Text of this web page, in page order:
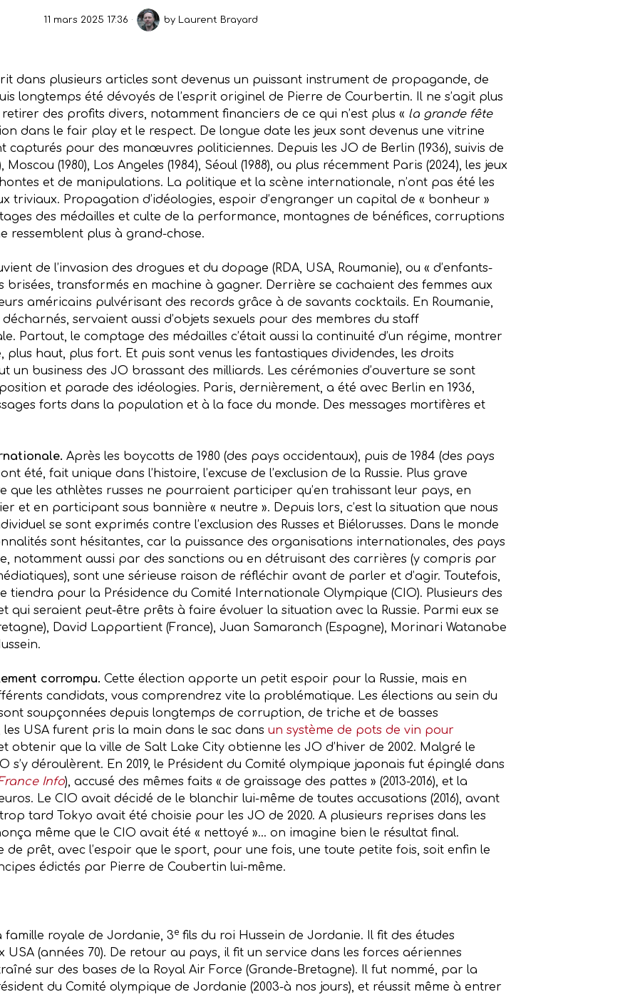
11 mars 2025 17:36 by Laurent Brayard
dans plusieurs articles sont devenus un puissant instrument de propagande, de
longtemps été dévoyés de l’esprit originel de Pierre de Courbertin. Il ne s’agit plus
des profits divers, notamment financiers de ce qui n’est plus « la grande fête
dans le fair play et le respect. De longue date les jeux sont devenus une vitrine
pour des manœuvres politiciennes. Depuis les JO de Berlin (1936), suivis de
Moscou (1980), Los Angeles (1984), Séoul (1988), ou plus récemment Paris (2024), les jeux
et de manipulations. La politique et la scène internationale, n’ont pas été les
triviaux. Propagation d’idéologies, espoir d’engranger un capital de « bonheur »
des médailles et culte de la performance, montagnes de bénéfices, corruptions
ressemblent plus à grand-chose.
de l’invasion des drogues et du dopage (RDA, USA, Roumanie), ou « d’enfants-
brisées, transformés en machine à gagner. Derrière se cachaient des femmes aux
américains pulvérisant des records grâce à de savants cocktails. En Roumanie,
servaient aussi d’objets sexuels pour des membres du staff
Partout, le comptage des médailles c’était aussi la continuité d’un régime, montrer
plus haut, plus fort. Et puis sont venus les fantastiques dividendes, les droits
un business des JO brassant des milliards. Les cérémonies d’ouverture se sont
et parade des idéologies. Paris, dernièrement, a été avec Berlin en 1936,
forts dans la population et à la face du monde. Des messages mortifères et
Après les boycotts de 1980 (des pays occidentaux), puis de 1984 (des pays
été, fait unique dans l’histoire, l’excuse de l’exclusion de la Russie. Plus grave
que les athlètes russes ne pourraient participer qu’en trahissant leur pays, en
et en participant sous bannière « neutre ». Depuis lors, c’est la situation que nous
se sont exprimés contre l’exclusion des Russes et Biélorusses. Dans le monde
sont hésitantes, car la puissance des organisations internationales, des pays
notamment aussi par des sanctions ou en détruisant des carrières (y compris par
sont une sérieuse raison de réfléchir avant de parler et d’agir. Toutefois,
tiendra pour la Présidence du Comité Internationale Olympique (CIO). Plusieurs des
qui seraient peut-être prêts à faire évoluer la situation avec la Russie. Parmi eux se
David Lappartient (France), Juan Samaranch (Espagne), Morinari Watanabe
corrompu. Cette élection apporte un petit espoir pour la Russie, mais en
candidats, vous comprendrez vite la problématique. Les élections au sein du
soupçonnées depuis longtemps de corruption, de triche et de basses
USA furent pris la main dans le sac dans un système de pots de vin pour
obtenir que la ville de Salt Lake City obtienne les JO d’hiver de 2002. Malgré le
s’y déroulèrent. En 2019, le Président du Comité olympique japonais fut épinglé dans
Info), accusé des mêmes faits « de graissage des pattes » (2013-2016), et la
Le CIO avait décidé de le blanchir lui-même de toutes accusations (2016), avant
tard Tokyo avait été choisie pour les JO de 2020. A plusieurs reprises dans les
même que le CIO avait été « nettoyé »… on imagine bien le résultat final.
de prêt, avec l’espoir que le sport, pour une fois, une toute petite fois, soit enfin le
édictés par Pierre de Coubertin lui-même.
famille royale de Jordanie, 3efils du roi Hussein de Jordanie. Il fit des études
USA (années 70). De retour au pays, il fit un service dans les forces aériennes
sur des bases de la Royal Air Force (Grande-Bretagne). Il fut nommé, par la
du Comité olympique de Jordanie (2003-à nos jours), et réussit même à entrer